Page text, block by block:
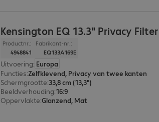
Kensington EQ 13.3" Privacy Filter
Productnr.:
4948841
Fabrikant-nr.:
EQ133A169E
Uitvoering: Europa
Functies:Zelfklevend, Privacy van twee kanten
Schermgrootte:33,8 cm (13,3")
Beeldverhouding:16:9
Oppervlakte:Glanzend, Mat